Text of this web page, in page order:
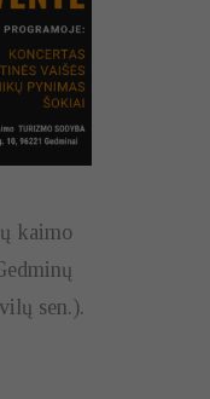
kaimo
sen.).